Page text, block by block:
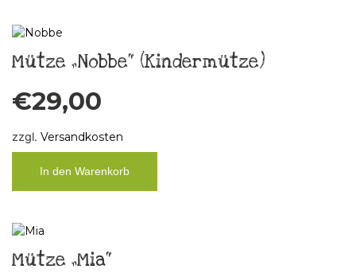
Mütze „Nobbe“ (Kindermütze)
€29,00
zzgl. Versandkosten
In den Warenkorb
Mütze „Mia“